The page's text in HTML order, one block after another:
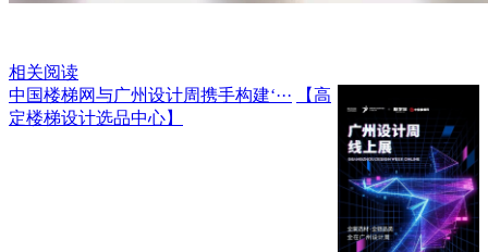
相关阅读
中国楼梯网与广州设计周携手构建‘···
【高
定楼梯设计选品中心】